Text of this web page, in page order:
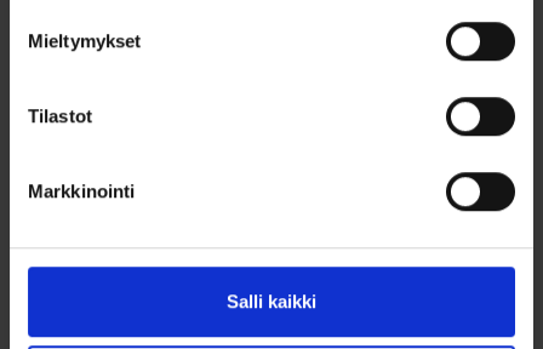
Mieltymykset
Tilastot
Markkinointi
Salli kaikki
neliönmuotoisella...
kultakorvakorut ovat kaunis
Lisää ostoskoriin